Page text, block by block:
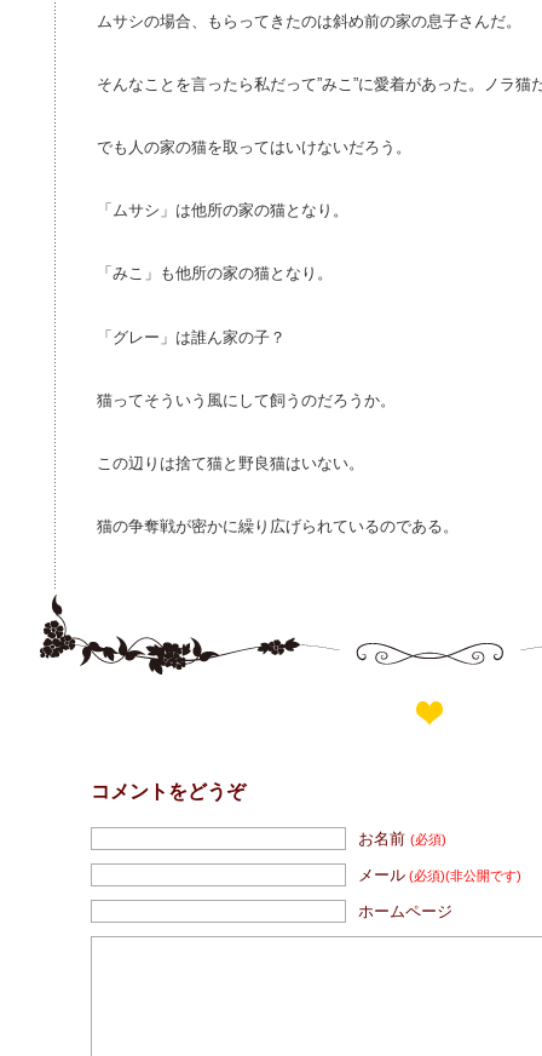
ムサシの場合、もらってきたのは斜め前の家の息子さんだ。
そんなことを言ったら私だって”みこ”に愛着があった。ノラ猫
でも人の家の猫を取ってはいけないだろう。
「ムサシ」は他所の家の猫となり。
「みこ」も他所の家の猫となり。
「グレー」は誰ん家の子？
猫ってそういう風にして飼うのだろうか。
この辺りは捨て猫と野良猫はいない。
猫の争奪戦が密かに繰り広げられているのである。
コメントをどうぞ
お名前(必須)
メール (必須)(非公開です)
ホームページ